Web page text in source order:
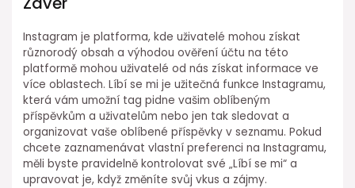
Instagram je platforma, kde uživatelé mohou získat
různorodý obsah a výhodou ověření účtu na této
platformě mohou uživatelé od nás získat informace ve
více oblastech. Líbí se mi je užitečná funkce Instagramu,
která vám umožní tag pidne vašim oblíbeným
příspěvkům a uživatelům nebo jen tak sledovat a
organizovat vaše oblíbené příspěvky v seznamu. Pokud
chcete zaznamenávat vlastní preferenci na Instagramu,
měli byste pravidelně kontrolovat své „Líbí se mi“ a
upravovat je, když změníte svůj vkus a zájmy.